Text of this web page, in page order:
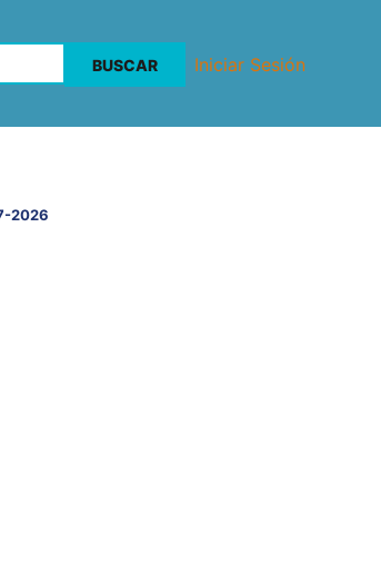
Iniciar Sesión
2026